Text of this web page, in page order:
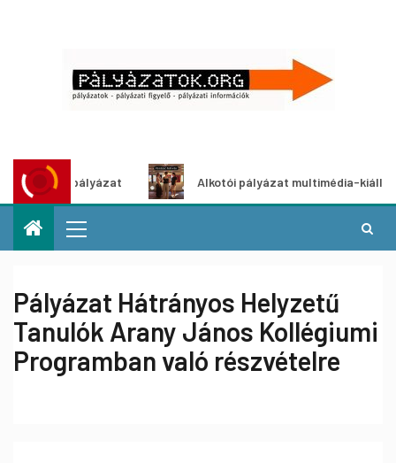
Alkotói pályázat multimédia-kiállításhoz
Pályázat Hátrányos Helyzetű
Tanulók Arany János Kollégiumi
Programban való részvételre